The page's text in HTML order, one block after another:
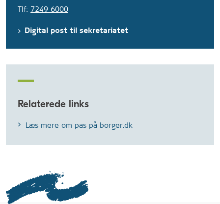
Tlf: 7249 6000
Digital post til sekretariatet
Relaterede links
Læs mere om pas på borger.dk